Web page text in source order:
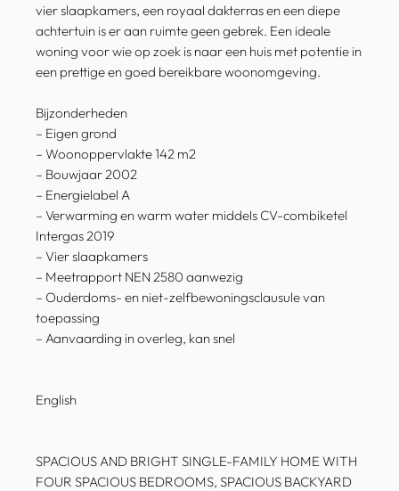
vier slaapkamers, een royaal dakterras en een diepe
achtertuin is er aan ruimte geen gebrek. Een ideale
woning voor wie op zoek is naar een huis met potentie in
een prettige en goed bereikbare woonomgeving.
Bijzonderheden
– Eigen grond
– Woonoppervlakte 142 m2
– Bouwjaar 2002
– Energielabel A
– Verwarming en warm water middels CV-combiketel
Intergas 2019
– Vier slaapkamers
– Meetrapport NEN 2580 aanwezig
– Ouderdoms- en niet-zelfbewoningsclausule van
toepassing
– Aanvaarding in overleg, kan snel
English
SPACIOUS AND BRIGHT SINGLE-FAMILY HOME WITH
FOUR SPACIOUS BEDROOMS, SPACIOUS BACKYARD